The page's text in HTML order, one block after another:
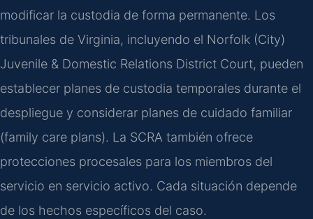
modificar la custodia de forma permanente. Los
tribunales de Virginia, incluyendo el Norfolk (City)
Juvenile & Domestic Relations District Court, pueden
establecer planes de custodia temporales durante el
despliegue y considerar planes de cuidado familiar
(family care plans). La SCRA también ofrece
protecciones procesales para los miembros del
servicio en servicio activo. Cada situación depende
de los hechos específicos del caso.